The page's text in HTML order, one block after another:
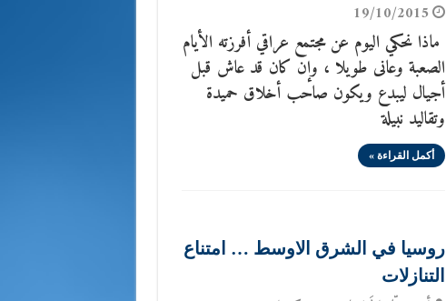
19/10/2015
ماذا نحكي اليوم عن مجتمع عراقي أفرزته الأيام
الصعبة وعانى طويلا ، وإن كان قد عاش قبل
أجيال ليبدع ويكون صاحب أخلاق حميدة
وتقاليد نبيلة
أكمل القراءة »
روسيا في الشرق الاوسط … امتناع
التنازلات